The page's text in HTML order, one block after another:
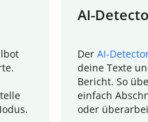
AI-
Der AI-
deine Texte
Bericht. So
einfach
oder